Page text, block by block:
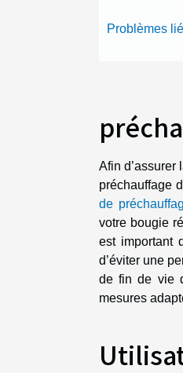
Problèmes
Afin d’assurer
préchauffage
de
votre bougie
est important
d’éviter une
de fin de vie
mesures